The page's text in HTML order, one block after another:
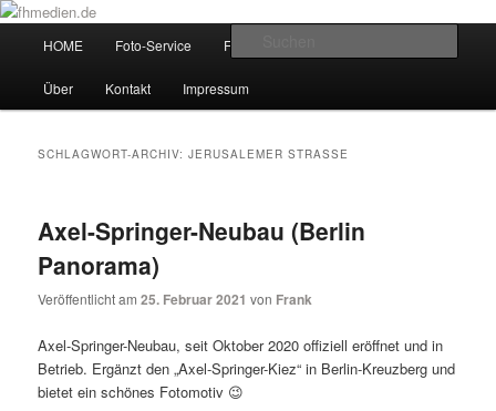
Zum
springen
Zum
springenfhmedien.de
Wir fotografieren die Hauptstadt!
HOME Foto-Service Foto-Workshops
Über Kontakt Impressum
SCHLAGWORT-ARCHIV:JERUSALEMER STRASSE
Axel-Springer-Neubau (Berlin
Panorama)
Veröffentlicht am25. Februar 2021 von Frank
Axel-Springer-Neubau, seit Oktober 2020 offiziell eröffnet und in
Betrieb. Ergänzt den „Axel-Springer-Kiez“ in Berlin-Kreuzberg und
bietet ein schönes Fotomotiv 😉